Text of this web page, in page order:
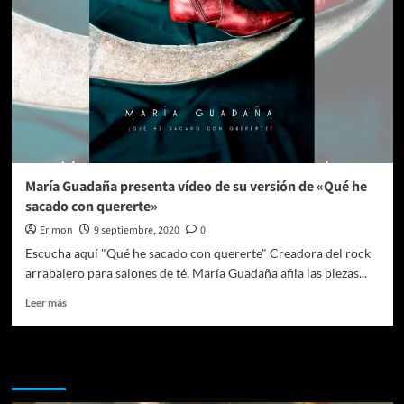
María Guadaña presenta vídeo de su versión de «Qué he
sacado con quererte»
Erimon 9 septiembre, 2020
0
Escucha aquí "Qué he sacado con quererte" Creadora del rock
arrabalero para salones de té, María Guadaña afila las piezas...
Leer másLeer
presenta